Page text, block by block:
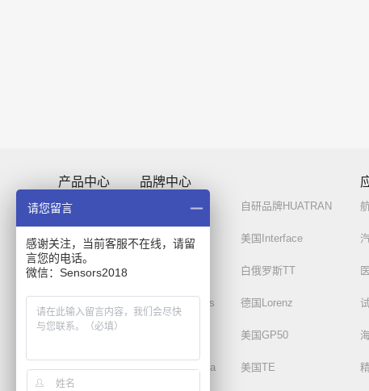
产品中心
力传感器
扭矩传感器
测力平台
压电式传感器
品牌中心
自研品牌-必优 自研品牌HUATRAN
德国ME 美国Interface
白俄罗斯TT
土耳其Dynalabs 德国Lorenz
美国GP50
美国SensorData 美国TE
请您留言
感谢关注，当前客服不在线，请留
言您的电话。
微信：Sensors2018